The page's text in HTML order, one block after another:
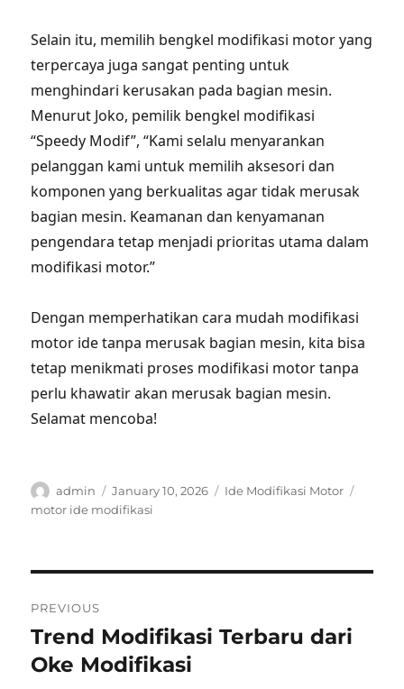
Selain itu, memilih bengkel modifikasi motor yang
terpercaya juga sangat penting untuk
menghindari kerusakan pada bagian mesin.
Menurut Joko, pemilik bengkel modifikasi
“Speedy Modif”, “Kami selalu menyarankan
pelanggan kami untuk memilih aksesori dan
komponen yang berkualitas agar tidak merusak
bagian mesin. Keamanan dan kenyamanan
pengendara tetap menjadi prioritas utama dalam
modifikasi motor.”
Dengan memperhatikan cara mudah modifikasi
motor ide tanpa merusak bagian mesin, kita bisa
tetap menikmati proses modifikasi motor tanpa
perlu khawatir akan merusak bagian mesin.
Selamat mencoba!
Author
admin
Posted
on
January 10, 2026 Categories
Ide Modifikasi Motor
motor ide modifikasi
navigation
PREVIOUS
Previous
post:
Trend Modifikasi Terbaru dari
Oke Modifikasi